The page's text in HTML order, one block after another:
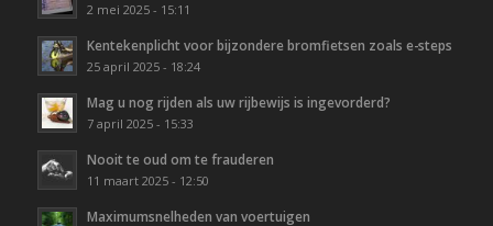
2 mei 2025 - 15:11
Kentekenplicht voor bijzondere bromfietsen zoals e-steps
25 april 2025 - 18:24
Mag u nog rijden als uw rijbewijs is ingevorderd?
7 april 2025 - 15:33
Nooit te oud om te frauderen
11 maart 2025 - 12:50
Maximumsnelheden van voertuigen